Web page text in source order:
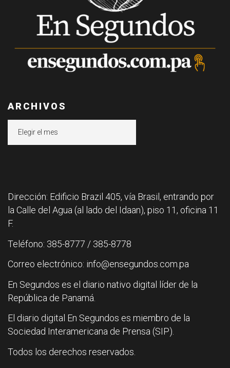
ARCHIVOS
Dirección: Edificio Brazil 405, vía Brasil, entrando por
la Calle del Agua (al lado del Idaan), piso 11, oficina 11
F.
Teléfono: 385-8777 / 385-8778
Correo electrónico: info@ensegundos.com.pa
En Segundos es el diario nativo digital líder de la
República de Panamá.
El diario digital En Segundos es miembro de la
Sociedad Interamericana de Prensa (SIP).
Todos los derechos reservados.